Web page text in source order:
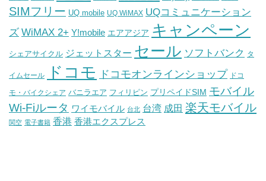
SIMフリー UQ mobile UQ WiMAX UQコミュニケーション
ズ WiMAX 2+ Y!mobile エアアジア キャンペーン
シェアサイクル ジェットスター セール ソフトバンク タ
イムセール ドコモ ドコモオンラインショップ ドコ
モ・バイクシェア バニラエア フィリピン プリペイドSIM モバイル
Wi-Fiルータ ワイモバイル 台北 台湾 成田 楽天モバイル
関空 電子書籍 香港 香港エクスプレス